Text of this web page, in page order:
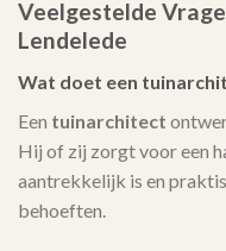
Veelgestelde
Lendelede
Wat doet een
Een tuinarchitect
Hij of zij zorgt voor een
aantrekkelijk is en
behoeften.